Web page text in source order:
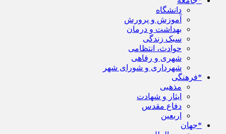
دانشگاه
آموزش و پرورش
بهداشت و درمان
سبک زندگی
حوادث، انتظامی
شهری و رفاهی
شهرداری و شورای شهر
*فرهنگی
مذهبی
ایثار و شهادت
دفاع مقدس
اربعین
*جهان